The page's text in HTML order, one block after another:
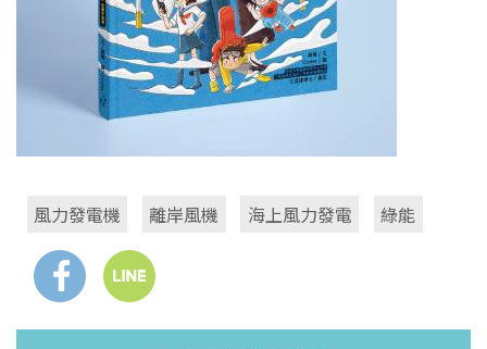
風力發電機 離岸風機 海上風力發電 綠能